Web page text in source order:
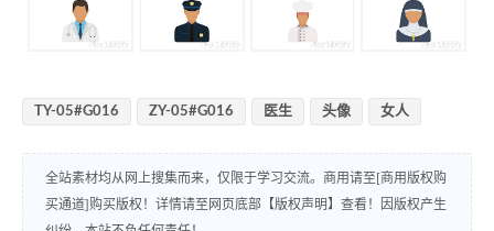
TY-05#G016 ZY-05#G016 医生 头像 女人
全站素材均从网上搜集而来，仅限于学习交流。商用请至[商用版权购
买通道]购买版权！详情请至网页底部【版权声明】查看！因版权产生